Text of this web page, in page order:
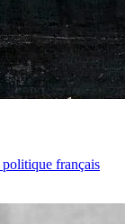
français